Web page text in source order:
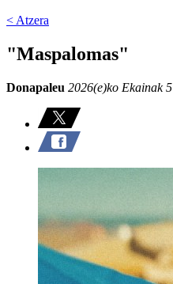
< Atzera
"Maspalomas"
Donapaleu 2026(e)ko Ekainak 5